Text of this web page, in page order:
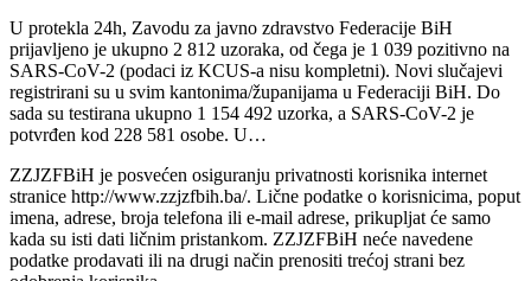
U protekla 24h, Zavodu za javno zdravstvo Federacije BiH
prijavljeno je ukupno 2 812 uzoraka, od čega je 1 039 pozitivno na
SARS-CoV-2 (podaci iz KCUS-a nisu kompletni). Novi slučajevi
registrirani su u svim kantonima/županijama u Federaciji BiH. Do
sada su testirana ukupno 1 154 492 uzorka, a SARS-CoV-2 je
potvrđen kod 228 581 osobe. U…
ZZJZFBiH je posvećen osiguranju privatnosti korisnika internet
stranice http://www.zzjzfbih.ba/. Lične podatke o korisnicima, poput
imena, adrese, broja telefona ili e-mail adrese, prikupljat će samo
kada su isti dati ličnim pristankom. ZZJZFBiH neće navedene
podatke prodavati ili na drugi način prenositi trećoj strani bez